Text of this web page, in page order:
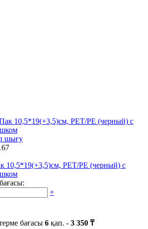
шығу
10,5*19(+3,5)см, PET/PE (черный) с
+
бағасы 6 қап. - 3 350 ₸